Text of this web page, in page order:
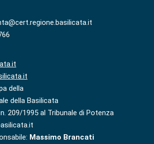
della
della Basilicata
209/1995 al Tribunale di Potenza
Massimo Brancati